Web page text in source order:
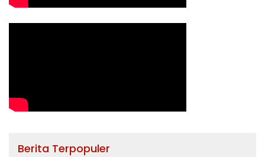
Berita Terpopuler